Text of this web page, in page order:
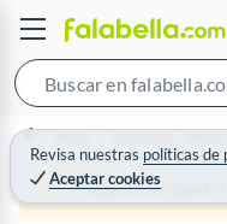
Revisa nuestras políticas de
Aceptar cookies
Home Decohogar -
Producto sin stock :(